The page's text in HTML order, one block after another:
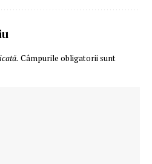
Câmpurile obligatorii sunt